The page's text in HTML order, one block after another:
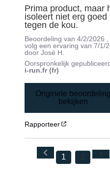
Prima product, maar
isoleert niet erg goed
tegen de kou.
Beoordeling van4/2/2026
volg een ervaring van7/1/
doorJosé H.
Oorspronkelijk
i-run.fr (fr)
Originele
bekijken
Rapporteer
1 2